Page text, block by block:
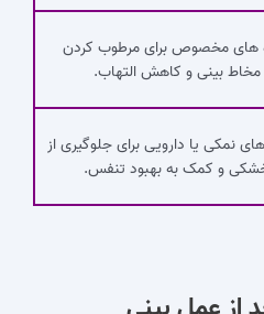
های مخصوص برای مرطوب کردن
مخاط بینی و کاهش التهاب.
نمکی یا دارویی برای جلوگیری از
و کمک به بهبود تنفس.